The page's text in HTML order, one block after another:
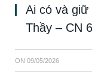
Ai có và
Thầy – CN
ON 09/05/2026